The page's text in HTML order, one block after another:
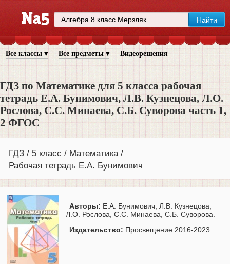
Все классы ▾ Все предметы ▾ Видеорешения
ГДЗ по Математике для 5 класса рабочая
тетрадь Е.А. Бунимович, Л.В. Кузнецова, Л.О.
Рослова, С.С. Минаева, С.Б. Суворова часть 1,
2 ФГОС
ГДЗ 5 класс
Математика
Рабочая тетрадь Е.А. Бунимович
Авторы: Е.А. Бунимович, Л.В. Кузнецова,
Л.О. Рослова, С.С. Минаева, С.Б. Суворова.
Издательство: Просвещение 2016-2023